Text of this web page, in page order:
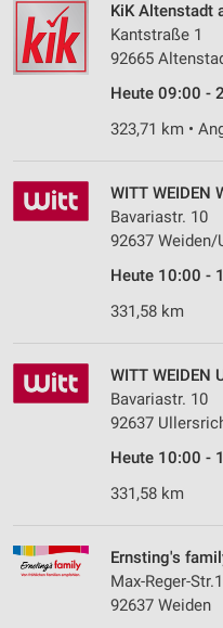
KiK Altenstadt
Kantstraße 1
92665
Heute 09:00 -
323,71 km •
WITT WEIDEN
Bavariastr. 10
92637
Heute 10:00 -
331,58 km
WITT WEIDEN
Bavariastr. 10
92637
Heute 10:00 -
331,58 km
Ernsting's
Max-Reger-
92637 Weiden